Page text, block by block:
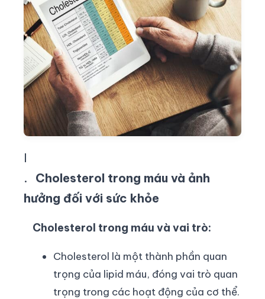
I
.
Cholesterol trong máu và ảnh
hưởng đối với sức khỏe
Cholesterol trong máu và vai trò:
Cholesterol là một thành phần quan
trọng của lipid máu, đóng vai trò quan
trọng trong các hoạt động của cơ thể.